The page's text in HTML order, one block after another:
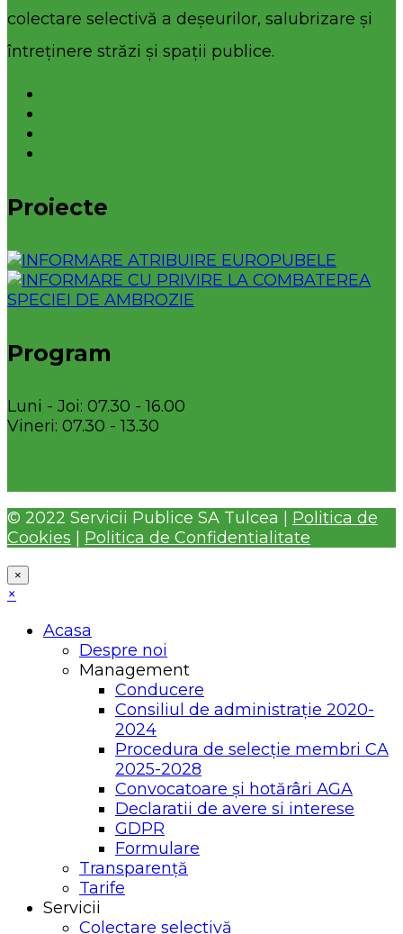
colectare selectivă a deșeurilor, salubrizare și
întreținere străzi și spații publice.
Proiecte
Program
Luni - Joi: 07.30 - 16.00
Vineri: 07.30 - 13.30
© 2022 Servicii Publice SA Tulcea | Politica de
Cookies
Politica de Confidentialitate
×
×
Acasa
Despre noi
Management
Conducere
Consiliul de administrație 2020-
2024
Procedura de selecție membri CA
2025-2028
Convocatoare și hotărâri AGA
Declaratii de avere si interese
GDPR
Formulare
Transparență
Tarife
Servicii
Colectare selectivă